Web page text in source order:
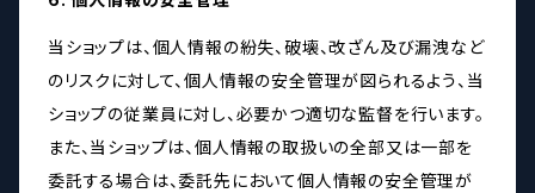
当ショップは、個人情報の紛失、破壊、改ざん及び漏洩など
のリスクに対して、個人情報の安全管理が図られるよう、当
ショップの従業員に対し、必要かつ適切な監督を行います。
また、当ショップは、個人情報の取扱いの全部又は一部を
委託する場合は、委託先において個人情報の安全管理が